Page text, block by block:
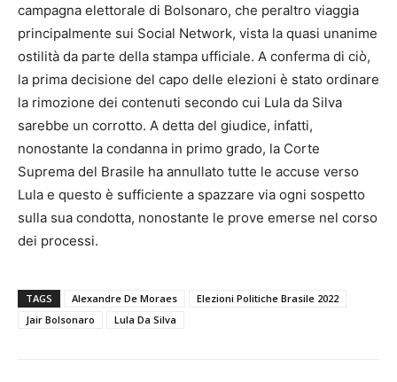
campagna elettorale di Bolsonaro, che peraltro viaggia
principalmente sui Social Network, vista la quasi unanime
ostilità da parte della stampa ufficiale. A conferma di ciò,
la prima decisione del capo delle elezioni è stato ordinare
la rimozione dei contenuti secondo cui Lula da Silva
sarebbe un corrotto. A detta del giudice, infatti,
nonostante la condanna in primo grado, la Corte
Suprema del Brasile ha annullato tutte le accuse verso
Lula e questo è sufficiente a spazzare via ogni sospetto
sulla sua condotta, nonostante le prove emerse nel corso
dei processi.
TAGS Alexandre De Moraes
Elezioni Politiche Brasile 2022
Jair Bolsonaro
Lula Da Silva